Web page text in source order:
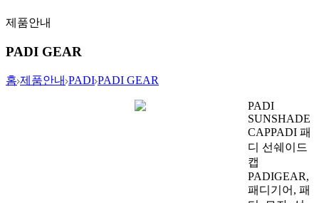
제품안내
PADI GEAR
홈 제품안내 PADI PADI GEAR
PADI
SUNSHADE
CAPPADI 패
디 선쉐이드
캡
PADIGEAR,
패디기어, 패